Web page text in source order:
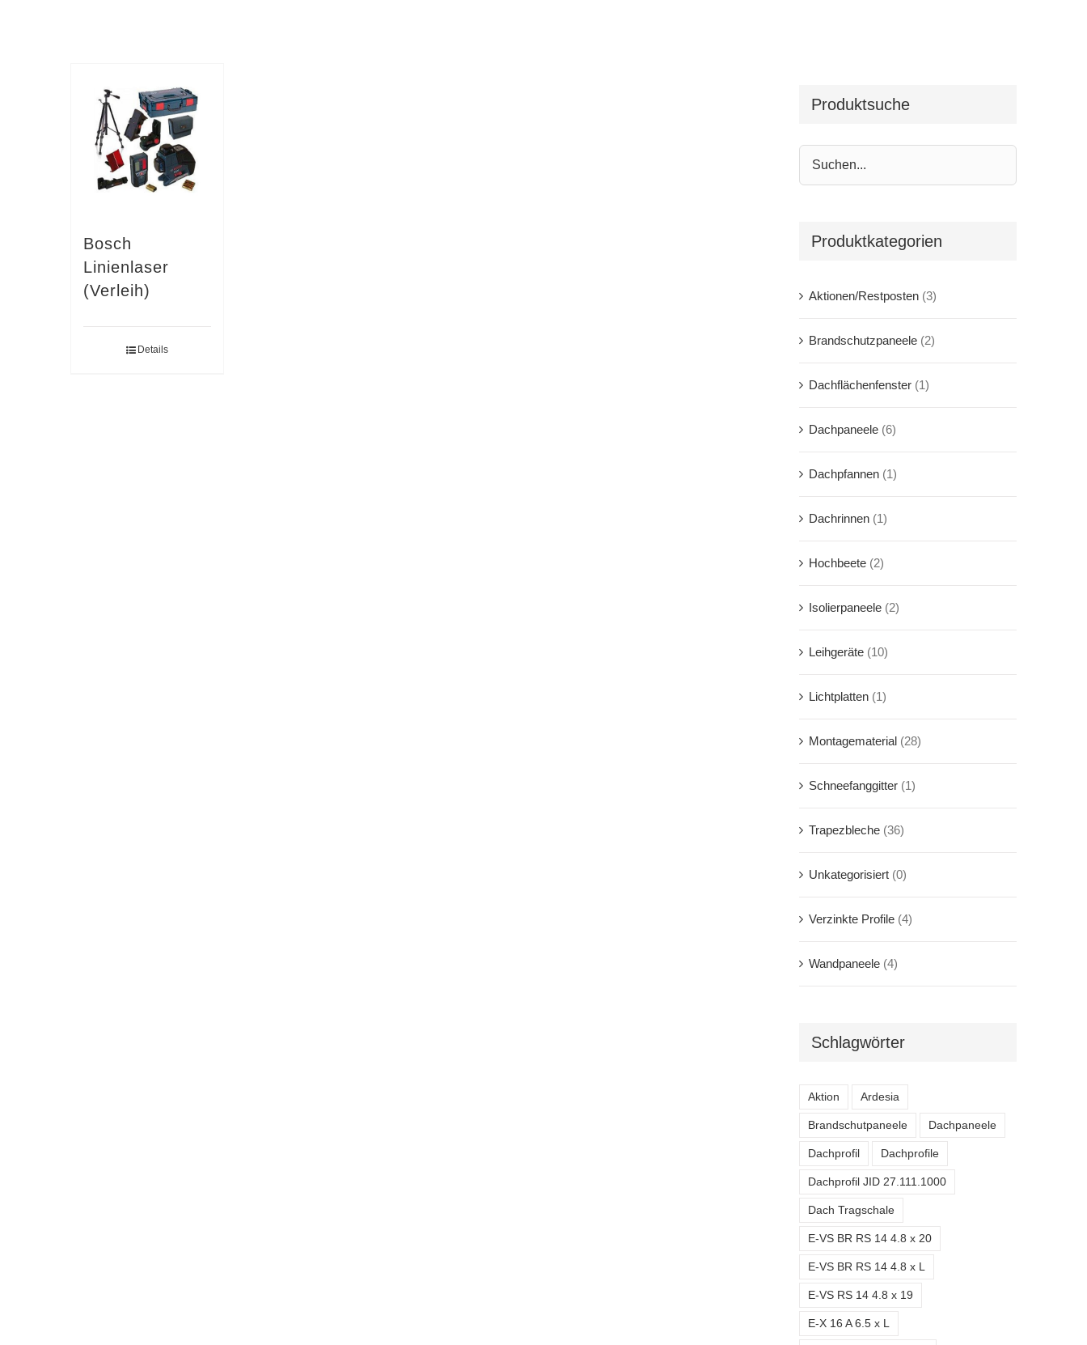
Bosch
Linienlaser
(Verleih)
Details
Produktsuche
Produktkategorien
Aktionen/Restposten (3)
Brandschutzpaneele (2)
Dachflächenfenster (1)
Dachpaneele (6)
Dachpfannen (1)
Dachrinnen (1)
Hochbeete (2)
Isolierpaneele (2)
Leihgeräte (10)
Lichtplatten (1)
Montagematerial (28)
Schneefanggitter (1)
Trapezbleche (36)
Unkategorisiert (0)
Verzinkte Profile (4)
Wandpaneele (4)
Schlagwörter
Aktion Ardesia
Brandschutpaneele Dachpaneele
Dachprofil Dachprofile
Dachprofil JID 27.111.1000
Dach Tragschale
E-VS BR RS 14 4.8 x 20
E-VS BR RS 14 4.8 x L
E-VS RS 14 4.8 x 19
E-X 16 A 6.5 x L